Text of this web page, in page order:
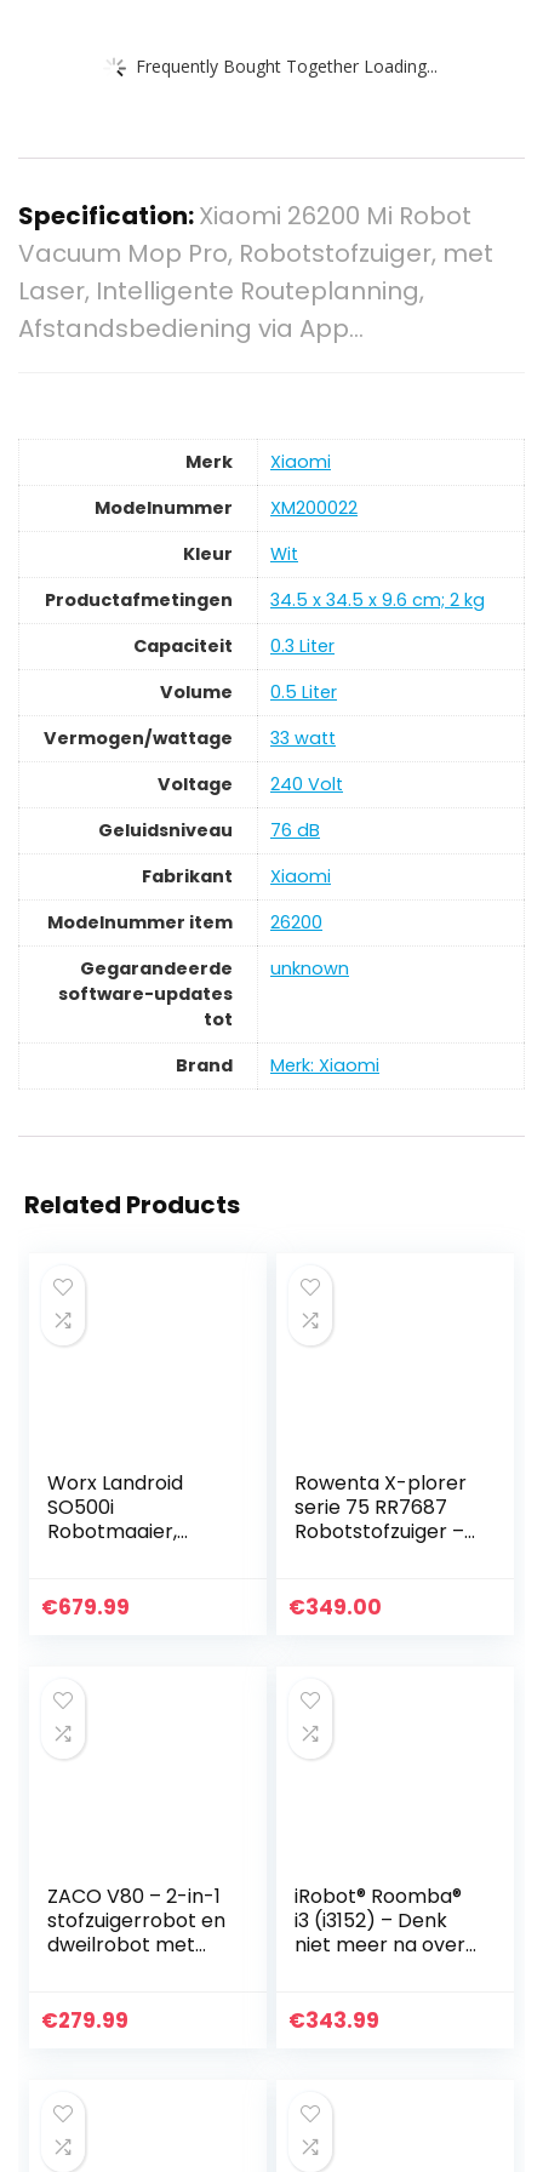
Frequently Bought Together Loading...
Specification:Xiaomi 26200 Mi Robot
Vacuum Mop Pro, Robotstofzuiger, met
Laser, Intelligente Routeplanning,
Afstandsbediening via App…
Merk
‎Xiaomi
Modelnummer
‎XM200022
Kleur
‎Wit
Productafmetingen
‎34.5 x 34.5 x 9.6 cm; 2 kg
Capaciteit
‎0.3 Liter
Volume
‎0.5 Liter
Vermogen/wattage
‎33 watt
Voltage
‎240 Volt
Geluidsniveau
‎76 dB
Fabrikant
‎Xiaomi
Modelnummer item
‎26200
Gegarandeerde
software-updates
tot
‎unknown
Brand Merk: Xiaomi
Related Products
Worx Landroid
SO500i
Robotmaaier,
500 m², met wifi-
€679.99
Rowenta X-plorer
serie 75 RR7687
Robotstofzuiger –
– 4-in-1
€349.00
ZACO V80 – 2-in-1
stofzuigerrobot en
dweilrobot met
intelligente
€279.99
iRobot® Roomba®
i3 (i3152) – Denk
niet meer na over
€343.99